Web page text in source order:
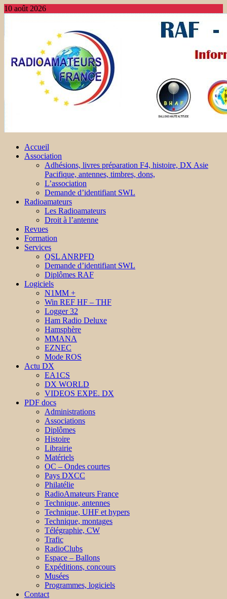
10 août 2026
Accueil
Association
Adhésions, livres préparation F4, histoire, DX Asie
Pacifique, antennes, timbres, dons,
L’association
Demande d’identifiant SWL
Radioamateurs
Les Radioamateurs
Droit à l’antenne
Revues
Formation
Services
QSL ANRPFD
Demande d’identifiant SWL
Diplômes RAF
Logiciels
N1MM +
Win REF HF – THF
Logger 32
Ham Radio Deluxe
Hamsphère
MMANA
EZNEC
Mode ROS
Actu DX
EA1CS
DX WORLD
VIDEOS EXPE. DX
PDF docs
Administrations
Associations
Diplômes
Histoire
Librairie
Matériels
OC – Ondes courtes
Pays DXCC
Philatélie
RadioAmateurs France
Technique, antennes
Technique, UHF et hypers
Technique, montages
Télégraphie, CW
Trafic
RadioClubs
Espace – Ballons
Expéditions, concours
Musées
Programmes, logiciels
Contact